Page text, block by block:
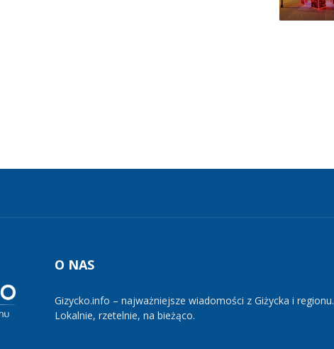
O NAS
Gizycko.info – najważniejsze wiadomości z Giżycka i regionu.
Lokalnie, rzetelnie, na bieżąco.